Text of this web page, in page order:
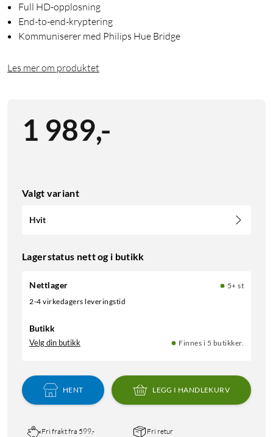
Full HD-oppløsning
End-to-end-kryptering
Kommuniserer med Philips Hue Bridge
Les mer om produktet
1 989,-
Valgt variant
Hvit
Lagerstatus nett og i butikk
Nettlager
5+ st
2-4 virkedagers leveringstid
Butikk
Velg din butikk Finnes i 5 butikker.
HENT LEGG I HANDLEKURV
Fri frakt fra 599,- Fri retur